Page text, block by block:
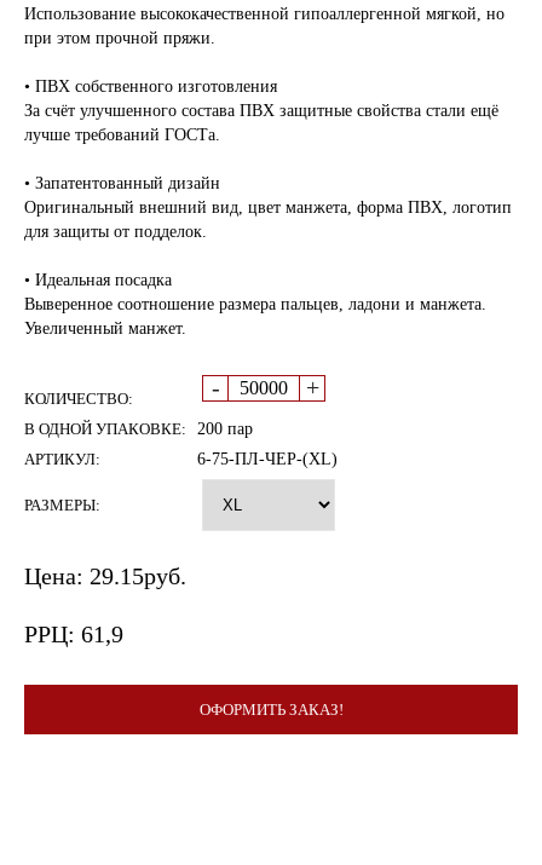
Использование высококачественной гипоаллергенной мягкой, но
при этом прочной пряжи.
• ПВХ собственного изготовления
За счёт улучшенного состава ПВХ защитные свойства стали ещё
лучше требований ГОСТа.
• Запатентованный дизайн
Оригинальный внешний вид, цвет манжета, форма ПВХ, логотип
для защиты от подделок.
• Идеальная посадка
Выверенное соотношение размера пальцев, ладони и манжета.
Увеличенный манжет.
КОЛИЧЕСТВО: - +
В ОДНОЙ УПАКОВКЕ:
200 пар
АРТИКУЛ:
6-75-ПЛ-ЧЕР-(XL)
РАЗМЕРЫ:
Цена: 29.15руб.
РРЦ: 61,9
ОФОРМИТЬ ЗАКАЗ!